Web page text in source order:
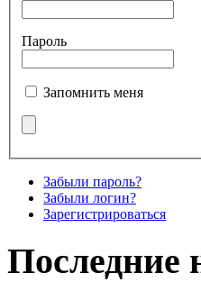
Пароль
Запомнить меня
Забыли пароль?
Забыли логин?
Зарегистрироваться
Последние